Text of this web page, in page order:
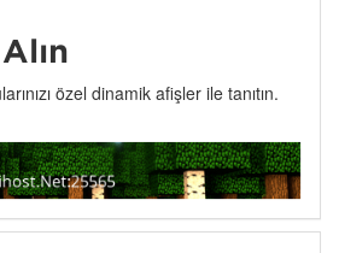
özel dinamik afişler ile tanıtın.